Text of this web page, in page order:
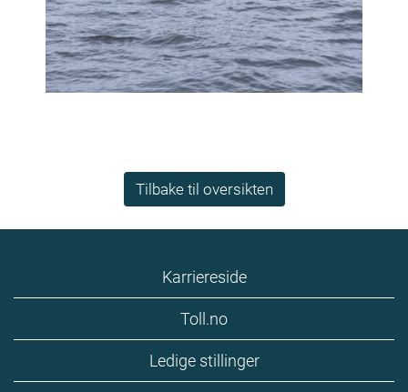
Tilbake til oversikten
Karriereside
Toll.no
Ledige stillinger